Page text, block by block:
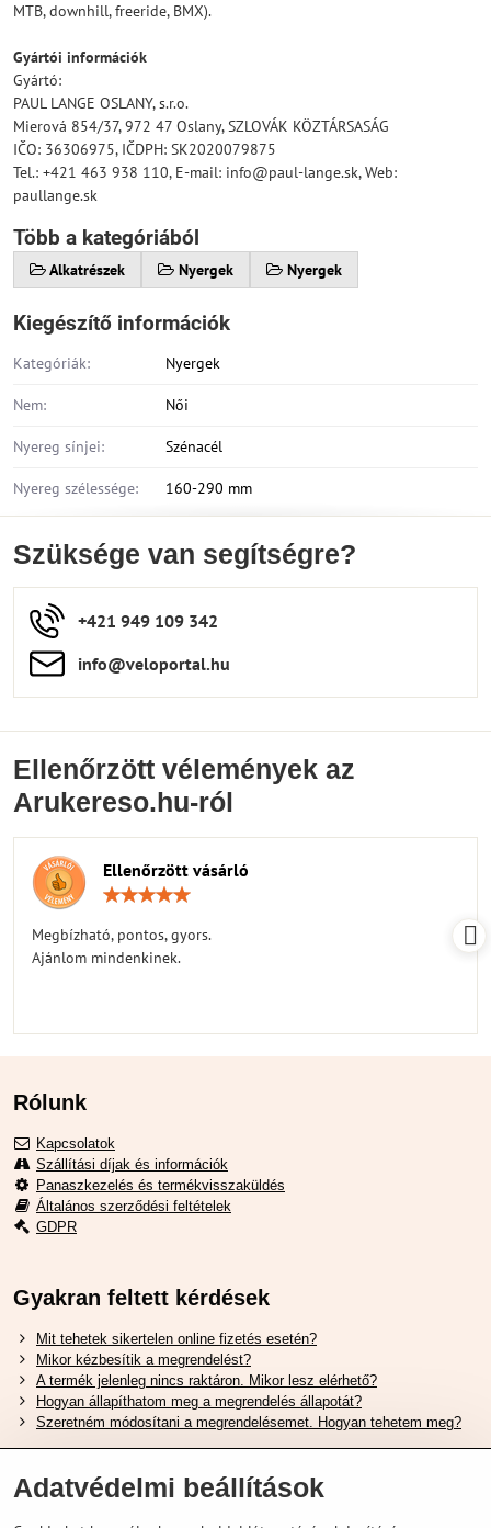
MTB, downhill, freeride, BMX).
Gyártói információk
Gyártó:
PAUL LANGE OSLANY, s.r.o.
Mierová 854/37, 972 47 Oslany, SZLOVÁK KÖZTÁRSASÁG
IČO: 36306975, IČDPH: SK2020079875
Tel.: +421 463 938 110, E-mail: info@paul-lange.sk, Web:
paullange.sk
Több a kategóriából
Alkatrészek Nyergek Nyergek
Kiegészítő információk
Kategóriák: Nyergek
Nem: Női
Nyereg sínjei: Szénacél
Nyereg szélessége: 160-290 mm
Szüksége van segítségre?
+421 949 109 342
info​​@veloportal​.hu
Ellenőrzött vélemények az
Arukereso.hu-ról
Ellenőrzött vásárló
Megbízható, pontos, gyors.
Ajánlom mindenkinek.
Rólunk
Kapcsolatok
Szállítási díjak és információk
Panaszkezelés és termékvisszaküldés
Általános szerződési feltételek
GDPR
Gyakran feltett kérdések
Mit tehetek sikertelen online fizetés esetén?
Mikor kézbesítik a megrendelést?
A termék jelenleg nincs raktáron. Mikor lesz elérhető?
Hogyan állapíthatom meg a megrendelés állapotát?
Szeretném módosítani a megrendelésemet. Hogyan tehetem meg?
Hasznos Linkek
Adatvédelmi beállítások